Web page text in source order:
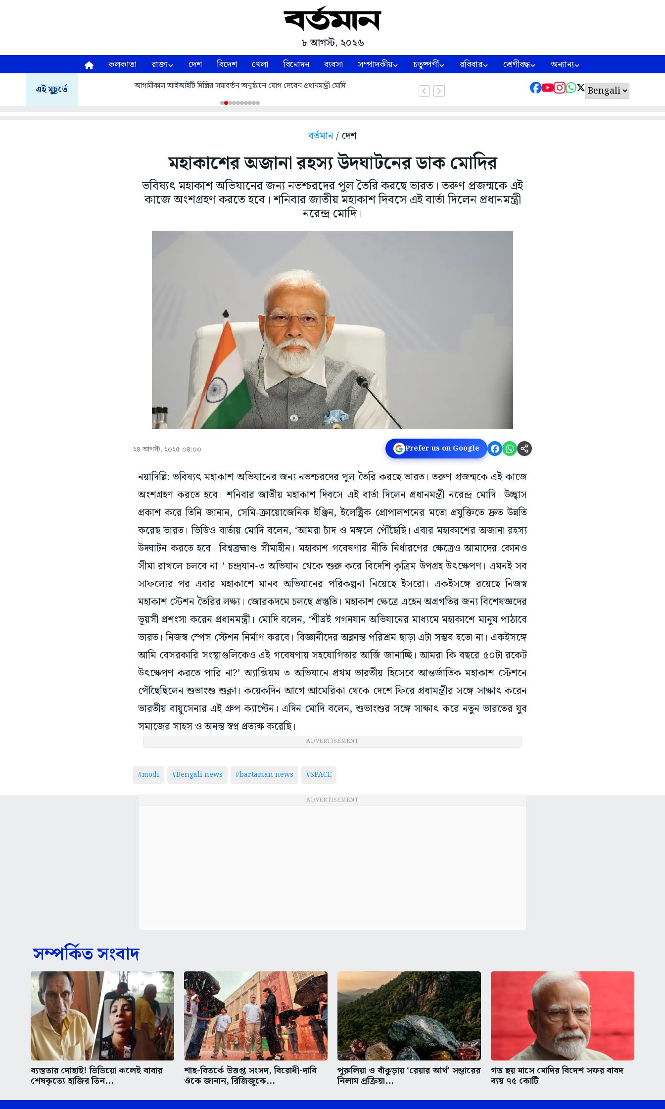
৮ আগস্ট, ২০২৬
কলকাতা রাজ্য দেশ বিদেশ খেলা বিনোদন ব্যবসা সম্পাদকীয় চতুষ্পর্ণী রবিবার শ্রেণীবদ্ধ অন্যান্য
এই মুহূর্তে আগামীকাল আইআইটি দিল্লির সমাবর্তন অনুষ্ঠানে যোগ দেবেন প্রধানমন্ত্রী মোদি
বর্তমান/ দেশ
মহাকাশের অজানা রহস্য উদঘাটনের ডাক মোদির
ভবিষ্যৎ মহাকাশ অভিযানের জন্য নভশ্চরদের পুল তৈরি করছে ভারত। তরুণ প্রজন্মকে এই
কাজে অংশগ্রহণ করতে হবে। শনিবার জাতীয় মহাকাশ দিবসে এই বার্তা দিলেন প্রধানমন্ত্রী
নরেন্দ্র মোদি।
২৪ আগস্ট, ২০২৫ ০৪:০০ Prefer us on Google
নয়াদিল্লি: ভবিষ্যৎ মহাকাশ অভিযানের জন্য নভশ্চরদের পুল তৈরি করছে ভারত। তরুণ প্রজন্মকে এই কাজে
অংশগ্রহণ করতে হবে। শনিবার জাতীয় মহাকাশ দিবসে এই বার্তা দিলেন প্রধানমন্ত্রী নরেন্দ্র মোদি। উচ্ছ্বাস
প্রকাশ করে তিনি জানান, সেমি-ক্রায়োজেনিক ইঞ্জিন, ইলেক্ট্রিক প্রোপালশনের মতো প্রযুক্তিতে দ্রুত উন্নতি
করেছ ভারত। ভিডিও বার্তায় মোদি বলেন, ‘আমরা চাঁদ ও মঙ্গলে পৌঁছেছি। এবার মহাকাশের অজানা রহস্য
উদ্ঘাটন করতে হবে। বিশ্বব্রহ্মাণ্ড সীমাহীন। মহাকাশ গবেষণার নীতি নির্ধারণের ক্ষেত্রেও আমাদের কোনও
সীমা রাখলে চলবে না।’ চন্দ্রযান-৩ অভিযান থেকে শুরু করে বিদেশি কৃত্রিম উপগ্রহ উৎক্ষেপণ। এমনই সব
সাফল্যের পর এবার মহাকাশে মানব অভিযানের পরিকল্পনা নিয়েছে ইসরো। একইসঙ্গে রয়েছে নিজস্ব
মহাকাশ স্টেশন তৈরির লক্ষ্য। জোরকদমে চলছে প্রস্তুতি। মহাকাশ ক্ষেত্রে এহেন অগ্রগতির জন্য বিশেষজ্ঞদের
ভূয়সী প্রশংসা করেন প্রধানমন্ত্রী। মোদি বলেন, ‘শীঘ্রই গগনযান অভিযানের মাধ্যমে মহাকাশে মানুষ পাঠাবে
ভারত। নিজস্ব স্পেস স্টেশন নির্মাণ করবে। বিজ্ঞানীদের অক্লান্ত পরিশ্রম ছাড়া এটা সম্ভব হতো না। একইসঙ্গে
আমি বেসরকারি সংস্থাগুলিকেও এই গবেষণায় সহযোগিতার আর্জি জানাচ্ছি। আমরা কি বছরে ৫০টা রকেট
উৎক্ষেপণ করতে পারি না?’ অ্যাক্সিয়ম ৩ অভিযানে প্রথম ভারতীয় হিসেবে আন্তর্জাতিক মহাকাশ স্টেশনে
পৌঁছেছিলেন শুভাংশু শুক্লা। কয়েকদিন আগে আমেরিকা থেকে দেশে ফিরে প্রধামন্ত্রীর সঙ্গে সাক্ষাৎ করেন
ভারতীয় বায়ুসেনার এই গ্রুপ ক্যাপ্টেন। এদিন মোদি বলেন, শুভাংশুর সঙ্গে সাক্ষাৎ করে নতুন ভারতের যুব
সমাজের সাহস ও অনন্ত স্বপ্ন প্রত্যক্ষ করেছি।
ADVERTISEMENT
#modi #Bengali news #bartaman news #SPACE
ADVERTISEMENT
সম্পর্কিত সংবাদ
ব্যস্ততার দোহাই! ভিডিয়ো কলেই বাবার
শেষকৃত্যে হাজির তিন...
শাহ-বিতর্কে উত্তপ্ত সংসদ, বিরোধী-দাবি
ওঁকে জানান, রিজিজুকে...
পুরুলিয়া ও বাঁকুড়ায় ‘রেয়ার আর্থ’ সম্ভারের
নিলাম প্রক্রিয়া...
গত ছয় মাসে মোদির বিদেশ সফর বাবদ
ব্যয় ৭৫ কোটি